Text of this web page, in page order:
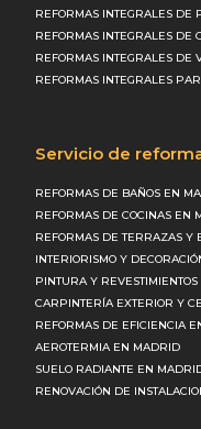
REFORMAS INTEGRALES DE
REFORMAS INTEGRALES DE
REFORMAS INTEGRALES DE
REFORMAS INTEGRALES
Servicio de
REFORMAS DE BAÑOS EN
REFORMAS DE COCINAS EN
REFORMAS DE TERRAZAS Y
INTERIORISMO Y
PINTURA Y
CARPINTERÍA EXTERIOR Y
REFORMAS DE EFICIENCIA
AEROTERMIA EN MADRID
SUELO RADIANTE EN
RENOVACIÓN DE